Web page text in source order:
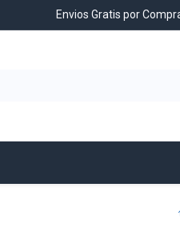
Envios Gratis por